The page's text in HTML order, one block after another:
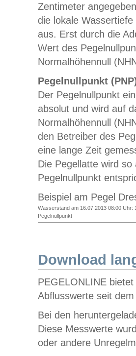
Zentimeter
die lokale
aus. Erst durch die
Wert des
Normalhöhennull
Pegelnullpunkt
Der Pegelnullpunkt
absolut und wird auf
Normalhöhennull
den Betreiber des
eine lange Zeit
Die Pegellatte wird
Pegelnullpunkt
Beispiel am Pegel
Wasserstand am 16.07.2013 08:00 Uhr:
Pegelnullpunkt
Download
PEGELONLINE
Abflusswerte seit
Bei den
Diese Messwerte
oder andere